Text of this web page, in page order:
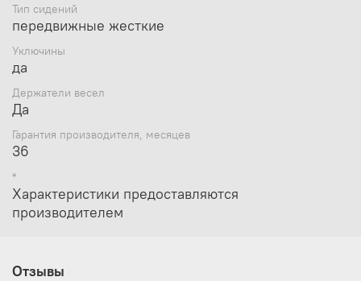
Тип сидений
передвижные жесткие
Уключины
да
Держатели весел
Да
Гарантия производителя, месяцев
36
*
Характеристики предоставляются
производителем
Отзывы